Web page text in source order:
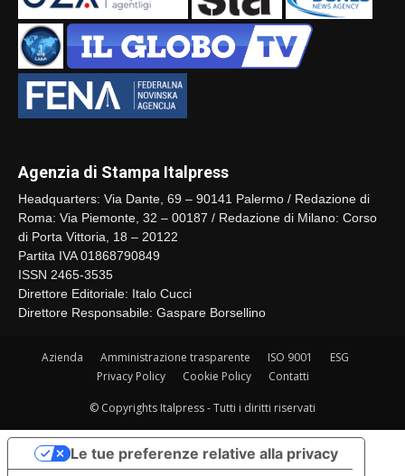
Agenzia di Stampa Italpress
Headquarters: Via Dante, 69 – 90141 Palermo / Redazione di
Roma: Via Piemonte, 32 – 00187 / Redazione di Milano: Corso
di Porta Vittoria, 18 – 20122
Partita IVA 01868790849
ISSN 2465-3535
Direttore Editoriale: Italo Cucci
Direttore Responsabile: Gaspare Borsellino
Azienda Amministrazione trasparente ISO 9001
ESG
Privacy Policy
Cookie Policy Contatti
© Copyrights Italpress - Tutti i diritti riservati
Le tue preferenze relative alla privacy